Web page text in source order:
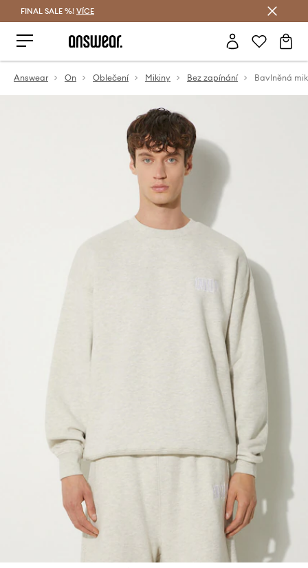
FINAL SALE %! VÍCE
Answear On Oblečení Mikiny Bez zapínání